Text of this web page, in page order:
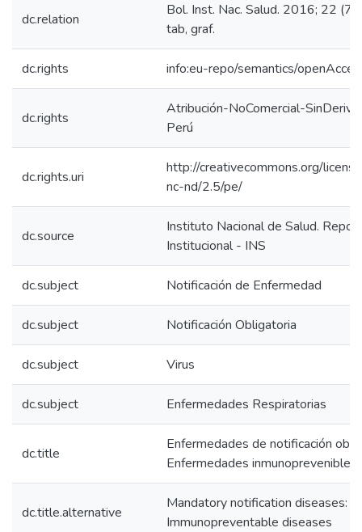
dc.relation
Bol. Inst. Nac. Salud. 2016; 22
tab, graf.
dc.rights info:eu-repo/semantics/
dc.rights
Atribución-NoComercial-
Perú
dc.rights.uri
http://creativecommons.org/
nc-nd/2.5/pe/
dc.source
Instituto Nacional de Salud.
Institucional - INS
dc.subject Notificación de Enfermedad
dc.subject Notificación Obligatoria
dc.subject Virus
dc.subject Enfermedades Respiratorias
dc.title
Enfermedades de notificación
Enfermedades inmunoprevenibles
dc.title.alternative
Mandatory notification diseases:
Immunopreventable diseases